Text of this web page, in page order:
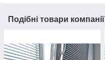
Подібні товари компанії